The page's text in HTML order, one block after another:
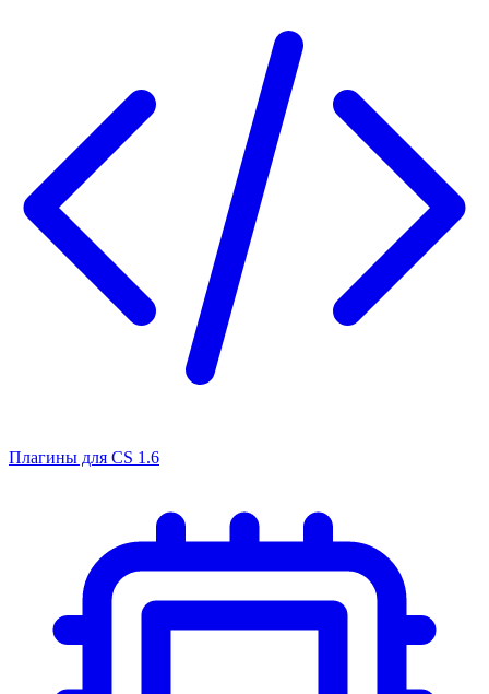
Плагины для CS 1.6